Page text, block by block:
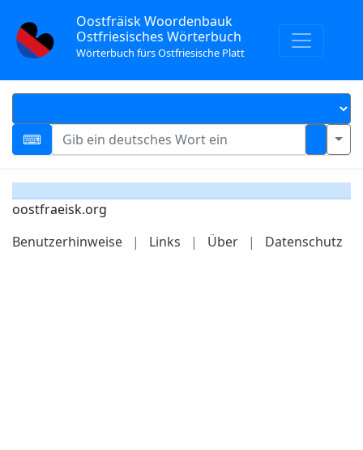
Oostfräisk Woordenbauk
Ostfriesisches Wörterbuch
Wörterbuch fürs Ostfriesische Platt
oostfraeisk.org
Benutzerhinweise
| Links | Über | Datenschutz